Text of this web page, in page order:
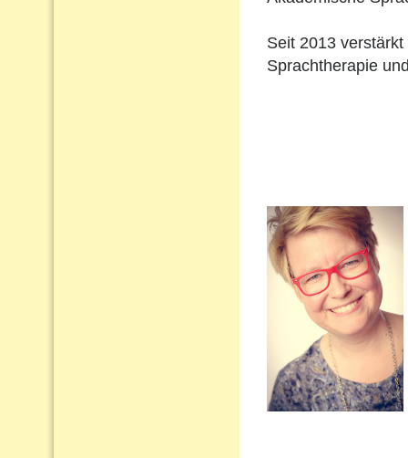
Seit 2013
Sprachtherapie